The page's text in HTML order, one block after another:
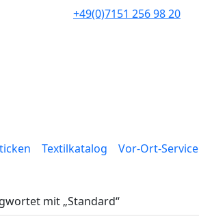
+49(0)7151 256 98 20‬
Textilkatalog Vor-Ort-Service
mit „Standard“